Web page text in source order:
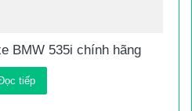
BMW 535i chính hãng
tiếp